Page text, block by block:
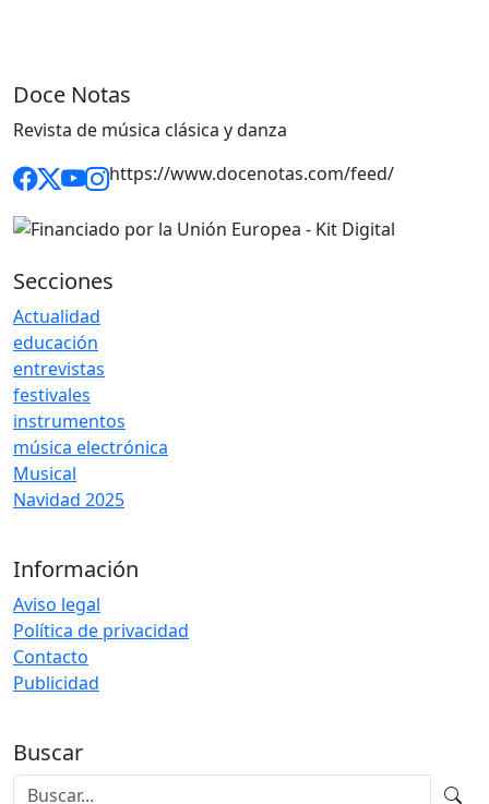
Doce Notas
Revista de música clásica y danza
https://www.docenotas.com/feed/
Secciones
Actualidad
educación
entrevistas
festivales
instrumentos
música electrónica
Musical
Navidad 2025
Información
Aviso legal
Política de privacidad
Contacto
Publicidad
Buscar